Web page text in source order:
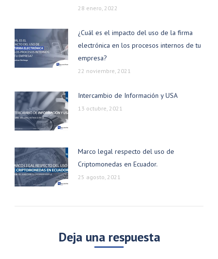
28 enero, 2022
¿Cuál es el impacto del uso de la firma
electrónica en los procesos internos de tu
empresa?
22 noviembre, 2021
Intercambio de Información y USA
13 octubre, 2021
Marco legal respecto del uso de
Criptomonedas en Ecuador.
25 agosto, 2021
Deja una respuesta